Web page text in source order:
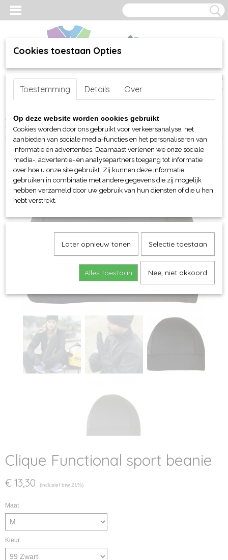
Inloggen Registreren
(0)
Home >webshop>Per merk >Clique >Voor hoofd en handen
Clique Functional sport beanie
Clique Functional sport beanie
€ 13,30 (inclusief btw 21%)
Maat
Kleur
Cookies toestaan Opties
Toestemming Details Over
Op deze website worden cookies gebruikt
Cookies worden door ons gebruikt voor verkeersanalyse, het
aanbieden van sociale media-functies en het personaliseren van
informatie en advertenties. Daarnaast verlenen we onze sociale
media-, advertentie- en analysepartners toegang tot informatie
over hoe u onze site gebruikt. Zij kunnen deze informatie
gebruiken in combinatie met andere gegevens die zij mogelijk
hebben verzameld door uw gebruik van hun diensten of die u hen
hebt verstrekt.
Later opnieuw tonen Selectie toestaan
Alles toestaan Nee, niet akkoord